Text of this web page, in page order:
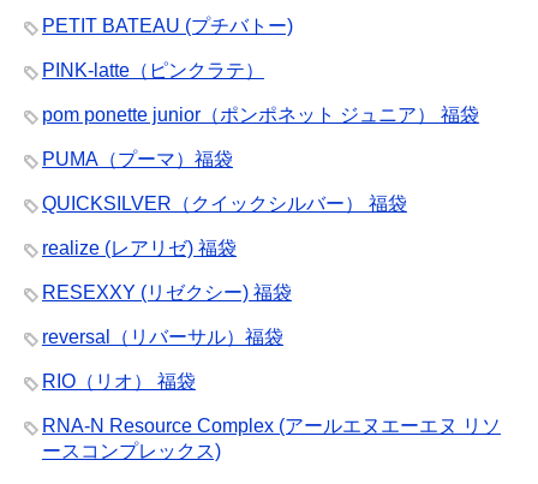
PETIT BATEAU (プチバトー)
PINK-latte（ピンクラテ）
pom ponette junior（ポンポネット ジュニア） 福袋
PUMA（プーマ）福袋
QUICKSILVER（クイックシルバー） 福袋
realize (レアリゼ) 福袋
RESEXXY (リゼクシー) 福袋
reversal（リバーサル）福袋
RIO（リオ） 福袋
RNA-N Resource Complex (アールエヌエーエヌ リソ
ースコンプレックス)